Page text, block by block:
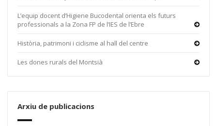
L’equip docent d’Higiene Bucodental orienta els futurs
professionals a la Zona FP de l’IES de l’Ebre
Història, patrimoni i ciclisme al hall del centre
Les dones rurals del Montsià
Arxiu de publicacions